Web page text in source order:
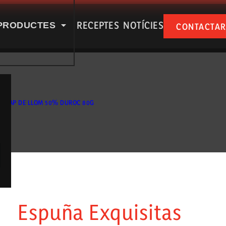
Productes
RECEPTES NOTÍCIES CONTACTAR
A LES NOSTRES XARXES SOCIALS
CAP DE LLOM 50% DUROC 80G
Espuña Exquisitas